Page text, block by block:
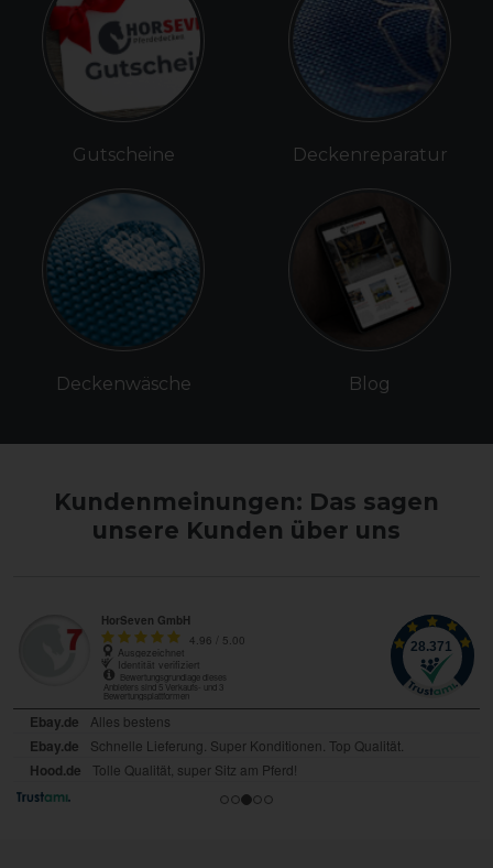
Gutscheine
Deckenwäsche
Deckenreparatur
Blog
Kundenmeinungen: Das sagen
unsere Kunden über uns